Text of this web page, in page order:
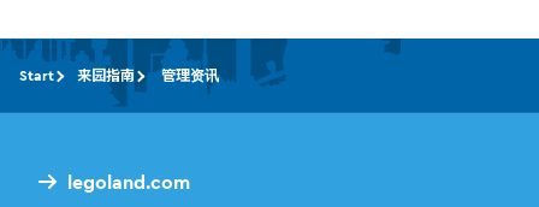
legoland.com
Start 来园指南 管理资讯